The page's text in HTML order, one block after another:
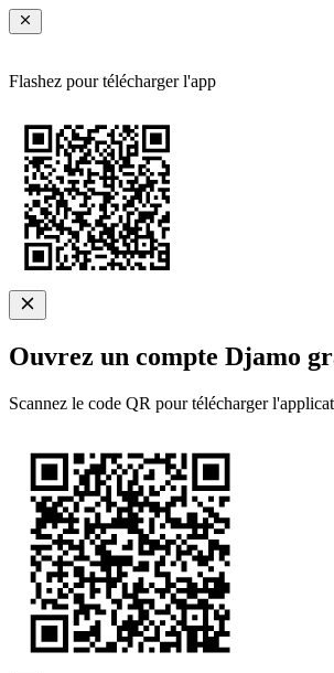
Flashez pour télécharger l'app
Ouvrez un compte Djamo
Scannez le code QR pour télécharger